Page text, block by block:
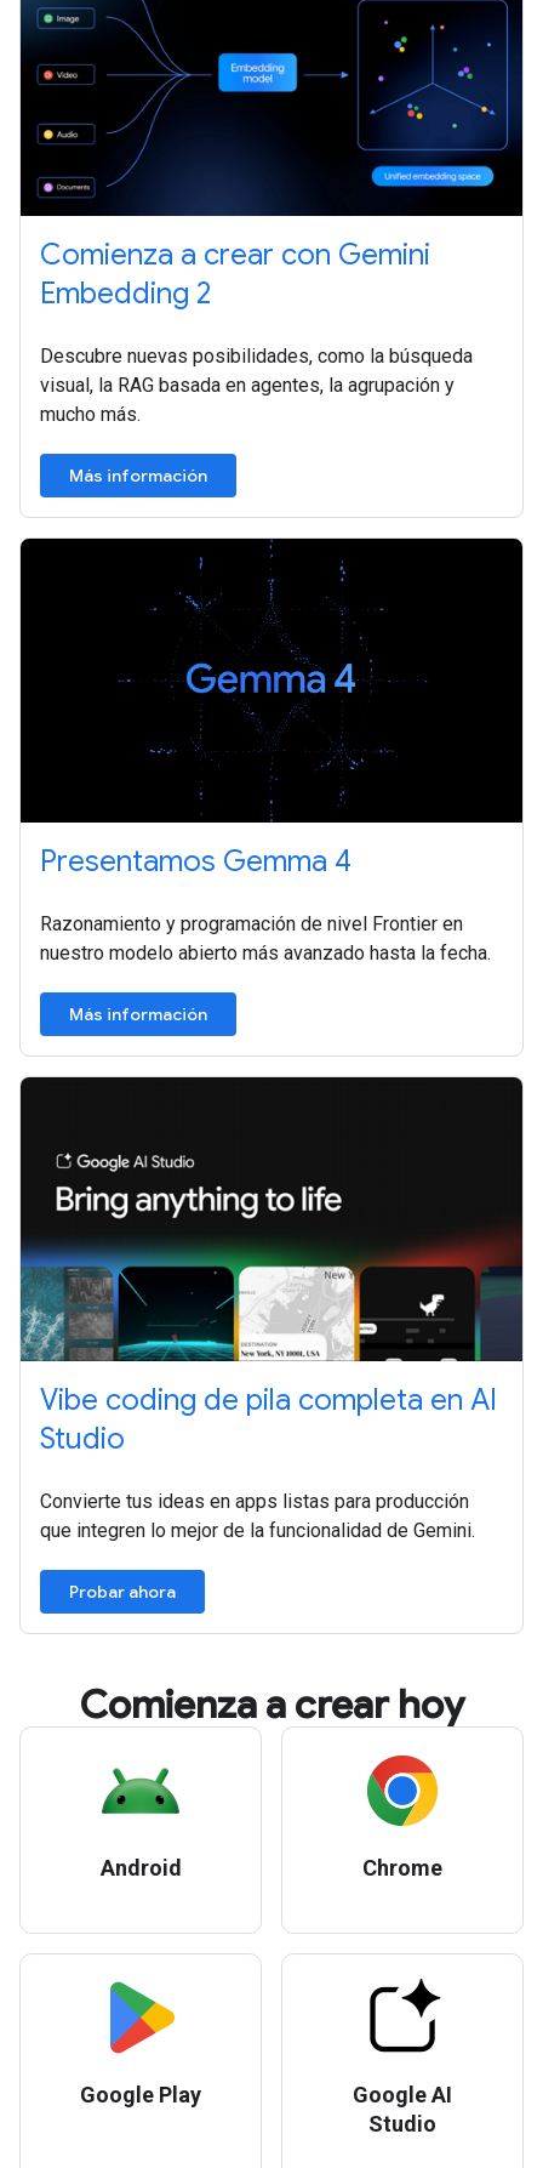
Comienza a crear con Gemini
Embedding 2
Descubre nuevas posibilidades, como la búsqueda
visual, la RAG basada en agentes, la agrupación y
mucho más.
Más información
Presentamos Gemma 4
Razonamiento y programación de nivel Frontier en
nuestro modelo abierto más avanzado hasta la fecha.
Más información
Vibe coding de pila completa en AI
Studio
Convierte tus ideas en apps listas para producción
que integren lo mejor de la funcionalidad de Gemini.
Probar ahora
Comienza a crear hoy
Android Chrome
Google Play
Google AI
Studio